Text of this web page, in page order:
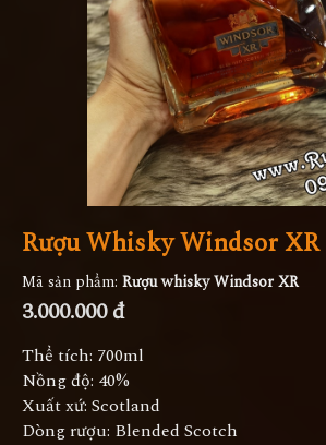
Rượu Whisky Windsor XR
Mã sản phẩm: Rượu whisky Windsor XR
3.000.000 đ
Thể tích: 700ml
Nồng độ: 40%
Xuất xứ: Scotland
Dòng rượu: Blended Scotch